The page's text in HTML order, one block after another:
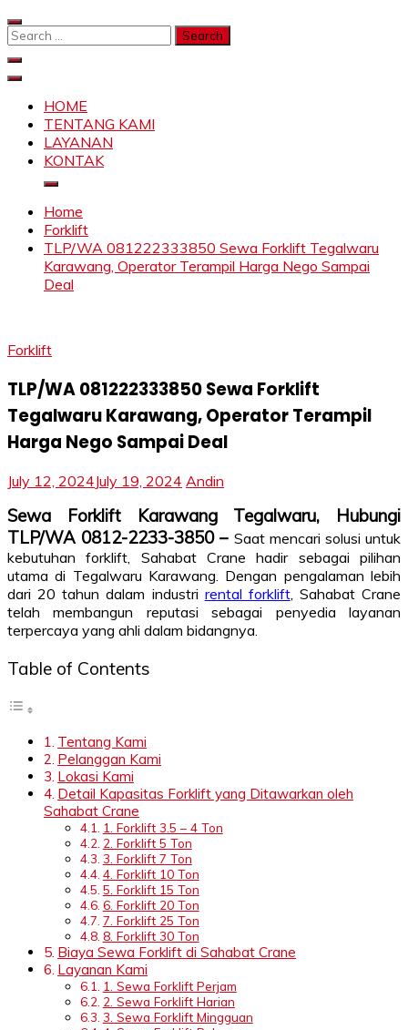
Skip
to
Search
SKYLIFTHOME
TENTANG KAMI
LAYANAN
KONTAK
Home
Forklift
TLP/WA 081222333850 Sewa Forklift Tegalwaru
Karawang, Operator Terampil Harga Nego Sampai
Deal
Forklift
TLP/WA 081222333850 Sewa Forklift
Tegalwaru Karawang, Operator Terampil
Harga Nego Sampai Deal
July 12, 2024July 19, 2024 Andin
Sewa Forklift Karawang Tegalwaru, Hubungi
TLP/WA 0812-2233-3850 – Saat mencari solusi untuk
kebutuhan forklift, Sahabat Crane hadir sebagai pilihan
utama di Tegalwaru Karawang. Dengan pengalaman lebih
dari 20 tahun dalam industri rental forklift, Sahabat Crane
telah membangun reputasi sebagai penyedia layanan
terpercaya yang ahli dalam bidangnya.
Table of Contents
Tentang Kami
Pelanggan Kami
Lokasi Kami
Detail Kapasitas Forklift yang Ditawarkan oleh
Sahabat Crane
1. Forklift 3.5 – 4 Ton
2. Forklift 5 Ton
3. Forklift 7 Ton
4. Forklift 10 Ton
5. Forklift 15 Ton
6. Forklift 20 Ton
7. Forklift 25 Ton
8. Forklift 30 Ton
Biaya Sewa Forklift di Sahabat Crane
Layanan Kami
1. Sewa Forklift Perjam
2. Sewa Forklift Harian
3. Sewa Forklift Mingguan